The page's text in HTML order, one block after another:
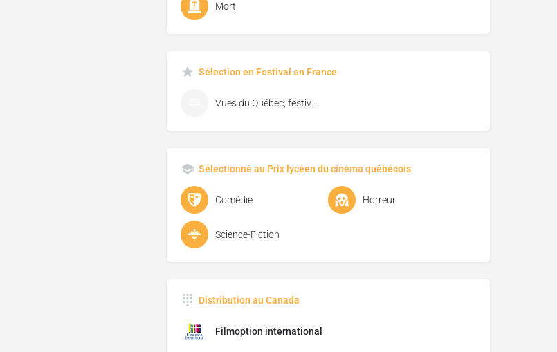
Mort
Sélection en Festival en France
Vues du Québec, festival de cinéma de Florac
Sélectionné au Prix lycéen du cinéma québécois
Comédie Horreur
Science-Fiction
Distribution au Canada
Filmoption international